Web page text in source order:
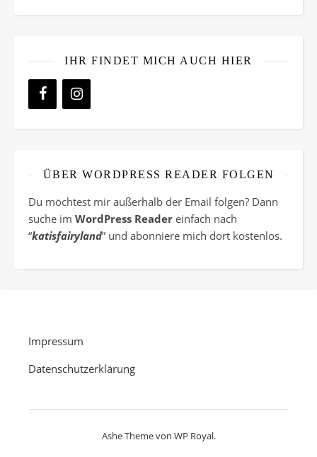
IHR FINDET MICH AUCH HIER
ÜBER WORDPRESS READER FOLGEN
Du möchtest mir außerhalb der Email folgen? Dann
suche im WordPress Reader einfach nach
“katisfairyland” und abonniere mich dort kostenlos.
Impressum
Datenschutzerklärung
Ashe Theme von WP Royal.